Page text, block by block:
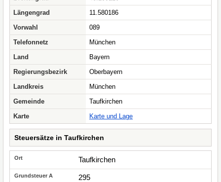
Längengrad
11.580186
Vorwahl
089
Telefonnetz
München
Land
Bayern
Regierungsbezirk
Oberbayern
Landkreis
München
Gemeinde
Taufkirchen
Karte
Karte und Lage
Steuersätze in Taufkirchen
Taufkirchen
295